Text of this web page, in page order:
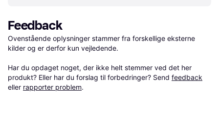
Feedback
Ovenstående oplysninger stammer fra forskellige eksterne
kilder og er derfor kun vejledende.
Har du opdaget noget, der ikke helt stemmer ved det her
produkt? Eller har du forslag til forbedringer? Send feedback
eller rapporter problem.